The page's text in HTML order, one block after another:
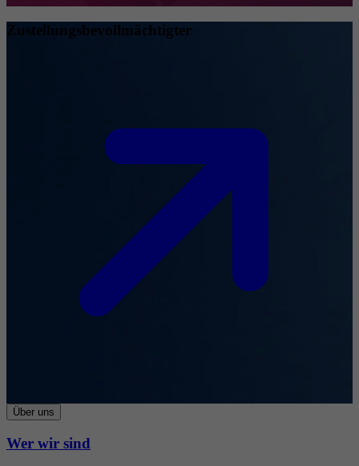
Zustellungsbevollmächtigter
Über uns
Wer wir sind